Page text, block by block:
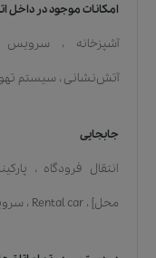
امکانات موجود در داخل
آشپزخانه ، سرویس
آتش‌نشانی ، سیستم
جابجایی
انتقال فرودگاه ،
محل] ، Rental car ،